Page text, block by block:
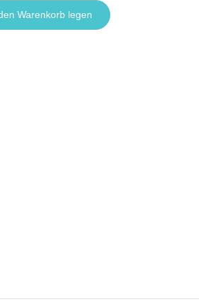
Warenkorb legen